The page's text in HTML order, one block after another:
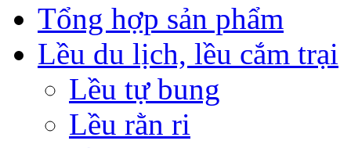
Tổng hợp sản phẩm
Lều du lịch, lều cắm trại
Lều tự bung
Lều rằn ri